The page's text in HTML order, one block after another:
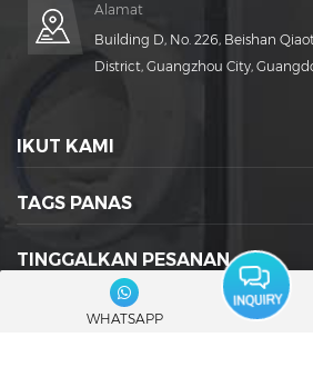
Alamat
Building D, No. 226, Beishan
District, Guangzhou City,
IKUT KAMI
TAGS PANAS
TINGGALKAN PESANAN
IKON SOSIAL :
WHATSAPP